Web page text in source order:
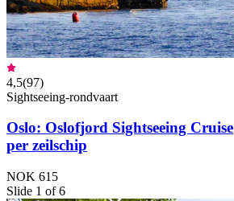
4,5(97)
Sightseeing-rondvaart
Oslo: Oslofjord Sightseeing Cruise
per zeilschip
NOK 615
Slide 1 of 6